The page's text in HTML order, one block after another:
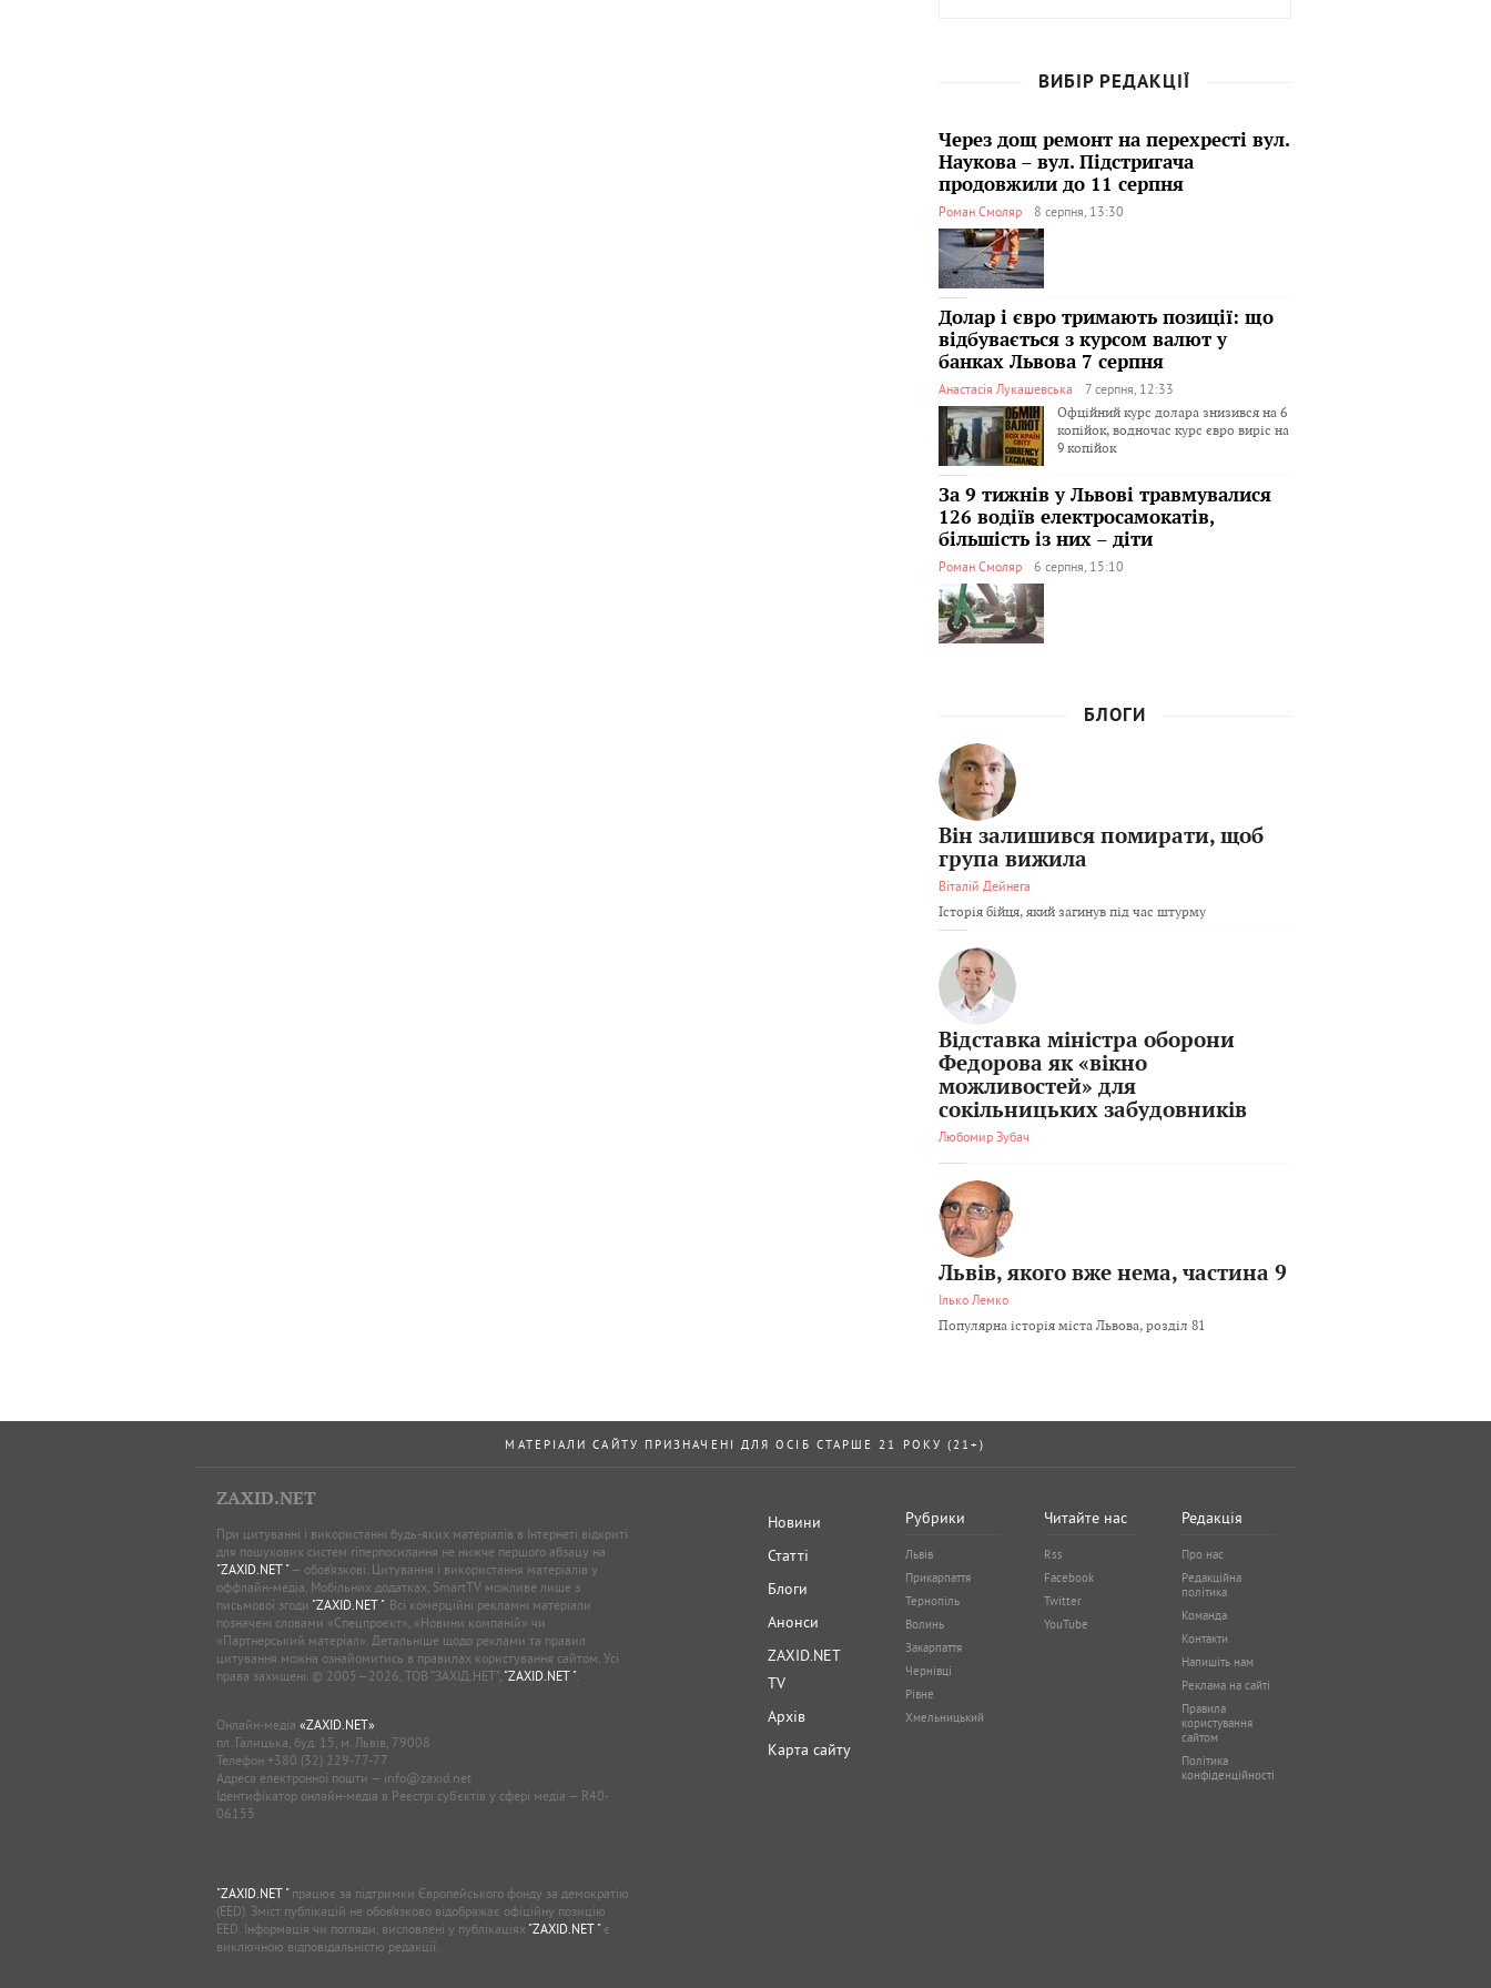
ВИБІР РЕДАКЦІЇ
Через дощ ремонт на перехресті вул.
Наукова – вул. Підстригача
продовжили до 11 серпня
Роман Смоляр 8 серпня, 13:30
Долар і євро тримають позиції: що
відбувається з курсом валют у
банках Львова 7 серпня
Анастасія Лукашевська
7 серпня, 12:33
Офційний курс долара знизився на 6
копійок, водночас курс євро виріс на
9 копійок
За 9 тижнів у Львові травмувалися
126 водіїв електросамокатів,
більшість із них – діти
Роман Смоляр 6 серпня, 15:10
БЛОГИ
Він залишився помирати, щоб
група вижила
Віталій Дейнега
Історія бійця, який загинув під час штурму
Відставка міністра оборони
Федорова як «вікно
можливостей» для
сокільницьких забудовників
Любомир Зубач
Львів, якого вже нема, частина 9
Ілько Лемко
Популярна історія міста Львова, розділ 81
МАТЕРІАЛИ САЙТУ ПРИЗНАЧЕНІ ДЛЯ ОСІБ СТАРШЕ 21 РОКУ (21+)
ZAXID.NET
При цитуванні і використанні будь-яких матеріалів в Інтернеті відкриті
для пошукових систем гіперпосилання не нижче першого абзацу на
"ZAXID.NET "— обов’язкові. Цитування і використання матеріалів у
оффлайн-медіа, Мобільних додатках, SmartTV можливе лише з
письмової згоди "ZAXID.NET ". Всі комерційні рекламні матеріали
позначені словами «Спецпроєкт», «Новини компаній» чи
«Партнерський матеріал». Детальніше щодо реклами та правил
цитування можна ознайомитись в правилах користування сайтом. Усі
права захищені. © 2005—2026, ТОВ “ЗАХІД.НЕТ”, "ZAXID.NET ".
Онлайн-медіа «ZAXID.NET»
пл. Галицька, буд. 15, м. Львів, 79008
Телефон +380 (32) 229-77-77
Адреса електронної пошти — info@zaxid.net
Ідентифікатор онлайн-медіа в Реєстрі суб'єктів у сфері медіа — R40-
06155
"ZAXID.NET "працює за підтримки Європейського фонду за демократію
(EED). Зміст публікацій не обов’язково відображає офіційну позицію
EED. Інформація чи погляди, висловлені у публікаціях "ZAXID.NET "є
виключною відповідальністю редакції.
Новини
Статті
Блоги
Анонси
ZAXID.NET
TV
Архів
Карта сайту
Рубрики
Львів
Прикарпаття
Тернопіль
Волинь
Закарпаття
Чернівці
Рівне
Хмельницький
Читайте нас
Rss
Facebook
Twitter
YouTube
Редакція
Про нас
Редакційна
політика
Команда
Контакти
Напишіть нам
Реклама на сайті
Правила
користування
сайтом
Політика
конфіденційності